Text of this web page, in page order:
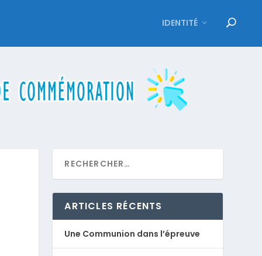
IDENTITÉ
ARTICLES RÉCENTS
Une Communion dans l’épreuve